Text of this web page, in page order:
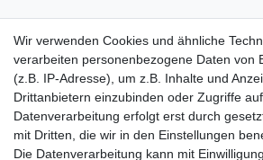
Wir verwenden Cookies und ähnliche
verarbeiten personenbezogene Daten von
(z.B. IP-Adresse), um z.B. Inhalte und
Drittanbietern einzubinden oder Zugriffe
Datenverarbeitung erfolgt erst durch
mit Dritten, die wir in den Einstellungen
Die Datenverarbeitung kann mit